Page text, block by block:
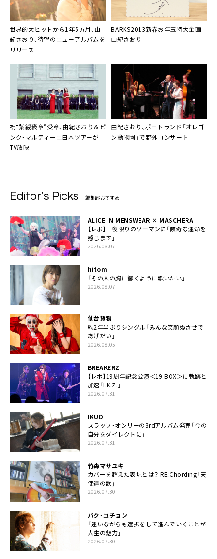
世界的大ヒットから1年5ヵ月、 由
紀さおり 、待望のニューアルバムを
リリース
BARKS2013新春お年玉特大企画
由紀さおり
祝“紫綬褒章”受章、 由紀さおり ＆ ピ
ンク・マルティーニ日本ツアーが
TV放映
由紀さおり 、ポートランド「オレゴ
ン動物園」で野外コンサート
Editor’s Picks 編集部おすすめ
ALICE IN MENSWEAR × MASCHERA
【レポ】一夜限りのツーマンに「数奇な運命を
感じます」
2026.08.07
hitomi
「その人の胸に響くように歌いたい」
2026.08.07
仙台貨物
約2年半ぶりシングル「みんな笑顔ぬさせで
あげだい」
2026.08.05
BREAKERZ
【レポ】19周年記念公演＜19 BOX＞に軌跡と
加速「I.K.Z.」
2026.07.31
IKUO
スラップ・オンリーの3rdアルバム発売「今の
自分をダイレクトに」
2026.07.31
竹森マサユキ
カバーを超えた表現とは？ RE:Chording「天
使達の歌」
2026.07.30
パク・ユチョン
「迷いながらも選択をして進んでいくことが
人生の魅力」
2026.07.30